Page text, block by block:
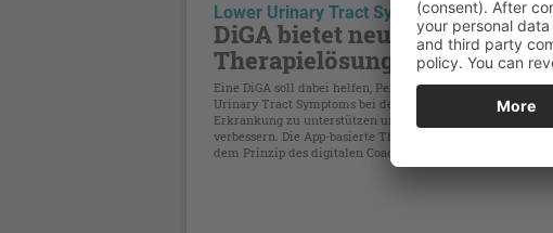
Lower Urinary Tract Symptoms
DiGA bietet neue
Therapielösung
Eine DiGA soll dabei helfen, Personen mit Lower
Urinary Tract Symptoms bei der Bewältigung ihrer
Erkrankung zu unterstützen und die Symptome zu
verbessern. Die App-basierte Therapielösung basiert auf
dem Prinzip des digitalen Coachings.